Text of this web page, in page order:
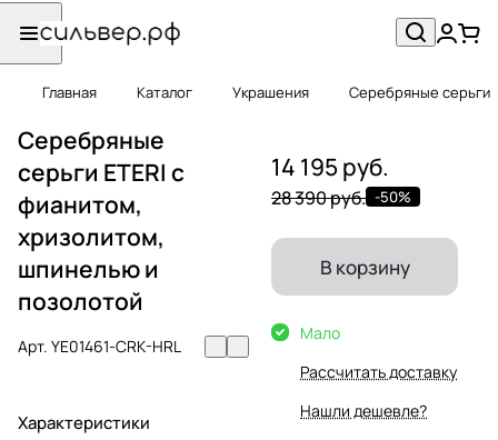
Главная Каталог Украшения Серебряные серьги
Серебряные
серьги ETERI с
фианитом,
хризолитом,
шпинелью и
позолотой
Арт. YE01461-CRK-HRL
Характеристики
14 195 руб.
28 390 руб. -50%
В корзину
Мало
Рассчитать доставку
Нашли дешевле?